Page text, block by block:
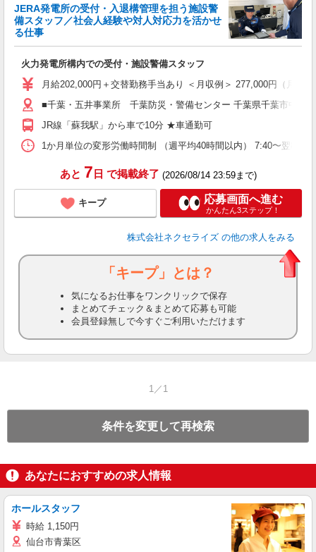
JERA発電所の受付・入退構管理を担う施設警
備スタッフ／社会人経験や対人対応力を活かせ
る仕事
火力発電所構内での受付・施設警備スタッフ
月給202,000円＋交替勤務手当あり ＜月収例＞ 277,000円（月10
■千葉・五井事業所 千葉防災・警備センター 千葉県千葉市中央
JR線「蘇我駅」から車で10分 ★車通勤可
1か月単位の変形労働時間制 （週平均40時間以内） 7:40
あと 7 日 で掲載終了 (2026/08/14 23:59まで)
キープ 応募画面へ進む
かんたん3ステップ！
株式会社ネクセライズ の他の求人をみる
「キープ」とは？
気になるお仕事をワンクリックで保存
まとめてチェック＆まとめて応募も可能
会員登録無しで今すぐご利用いただけます
1／1
条件を変更して再検索
あなたにおすすめの求人情報
ホールスタッフ
時給 1,150円
仙台市青葉区